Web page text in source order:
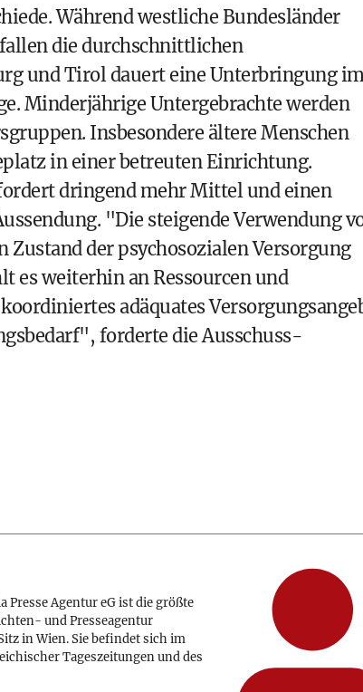
Während westliche Bundesländer
die durchschnittlichen
und Tirol dauert eine Unterbringung
Minderjährige Untergebrachte werden
Insbesondere ältere Menschen
in einer betreuten Einrichtung.
dringend mehr Mittel und einen
"Die steigende Verwendung
der psychosozialen Versorgung
es weiterhin an Ressourcen und
adäquates
forderte die Ausschuss-
Presse Agentur eG ist die größte
und Presseagentur
in Wien. Sie befindet sich im
Tageszeitungen und des